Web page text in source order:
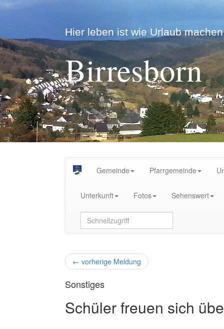
Hier leben ist wie Urlaub
Birresborn
Gemeinde Pfarrgemeinde
Unterkunft Fotos Sehenswert
← vorherige Meldung
Sonstiges
Schüler freuen sich